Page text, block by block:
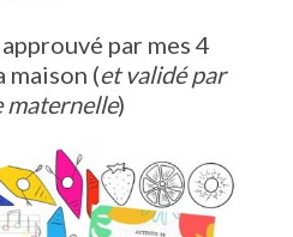
par mes 4
(et validé par
maternelle)